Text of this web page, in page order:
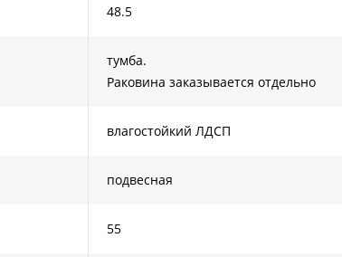
48.5
тумба.
Раковина заказывается отдельно
влагостойкий ЛДСП
подвесная
55